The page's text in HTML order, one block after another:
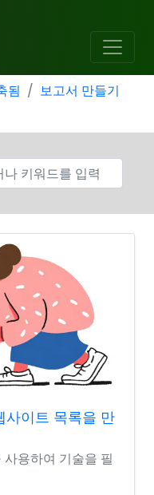
됨
보고서 만들기
사이트 목록을 만
용하여 기술을 필